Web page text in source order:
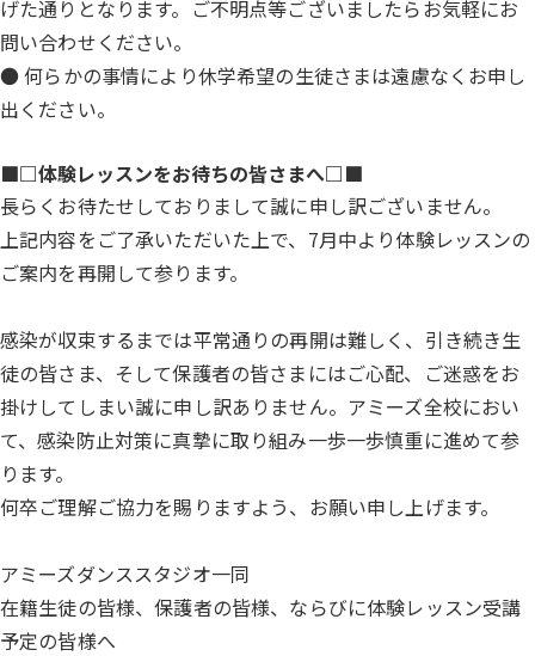
げた通りとなります。ご不明点等ございましたらお気軽にお
問い合わせください。
● 何らかの事情により休学希望の生徒さまは遠慮なくお申し
出ください。
■□体験レッスンをお待ちの皆さまへ□■
長らくお待たせしておりまして誠に申し訳ございません。
上記内容をご了承いただいた上で、7月中より体験レッスンの
ご案内を再開して参ります。
感染が収束するまでは平常通りの再開は難しく、引き続き生
徒の皆さま、そして保護者の皆さまにはご心配、ご迷惑をお
掛けしてしまい誠に申し訳ありません。アミーズ全校におい
て、感染防止対策に真摯に取り組み一歩一歩慎重に進めて参
ります。
何卒ご理解ご協力を賜りますよう、お願い申し上げます。
アミーズダンススタジオ一同
在籍生徒の皆様、保護者の皆様、ならびに体験レッスン受講
予定の皆様へ